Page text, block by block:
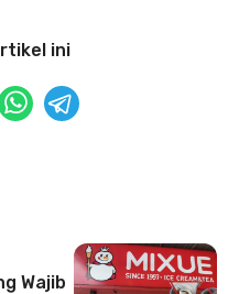
ini
Wajib